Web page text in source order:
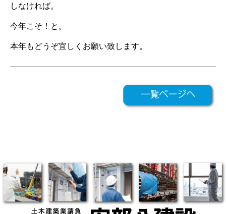
しなければ。
今年こそ！と。
本年もどうぞ宜しくお願い致します。